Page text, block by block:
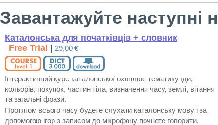
Завантажуйте наступні
Каталонська для початківців + словник
Free Trial
29,00 €
Інтерактивний курс каталонської охоплює тематику їди,
кольорів, покупок, частин тіла, визначення часу, землі, вітання
та загальні фрази.
Протягом всього часу будете слухати каталонську мову і за
допомогою ігор з записом до мікрофону почнете говорити.